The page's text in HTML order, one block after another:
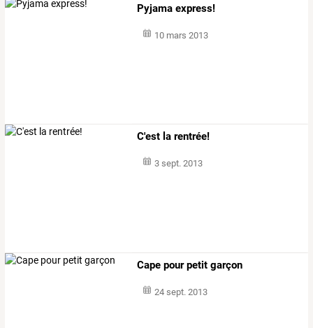
Pyjama express!
10 mars 2013
C'est la rentrée!
3 sept. 2013
Cape pour petit garçon
24 sept. 2013